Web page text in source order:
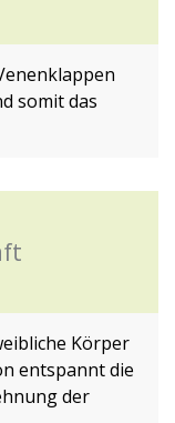
somit das
Körper
entspannt die
der